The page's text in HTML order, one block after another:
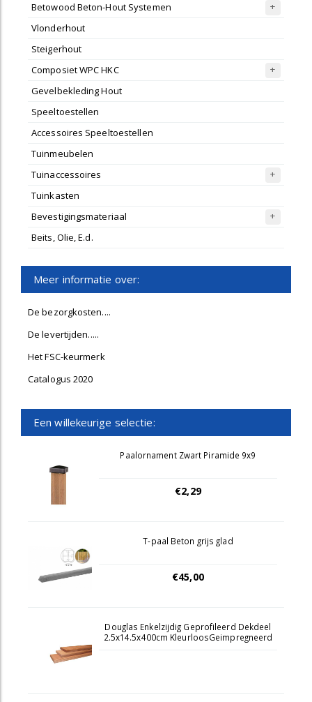
Betowood Beton-Hout Systemen
Vlonderhout
Steigerhout
Composiet WPC HKC
Gevelbekleding Hout
Speeltoestellen
Accessoires Speeltoestellen
Tuinmeubelen
Tuinaccessoires
Tuinkasten
Bevestigingsmateriaal
Beits, Olie, E.d.
Meer informatie over:
De bezorgkosten....
De levertijden.....
Het FSC-keurmerk
Catalogus 2020
Een willekeurige selectie:
Paalornament Zwart Piramide 9x9
€2,29
T-paal Beton grijs glad
€45,00
Douglas Enkelzijdig Geprofileerd Dekdeel
2.5x14.5x400cm KleurloosGeimpregneerd